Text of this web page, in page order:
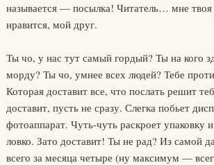
называется — посылка! Читатель… мне
нравится, мой друг.
Ты чо, у нас тут самый гордый? Ты на кого
морду? Ты чо, умнее всех людей? Тебе
Которая доставит все, что послать решит
доставит, пусть не сразу. Слегка побьет
фотоаппарат. Чуть-чуть раскроет упаковку
ловко. Зато доставит! Ты не рад? Из самой
всего за месяца четыре (ну максимум —